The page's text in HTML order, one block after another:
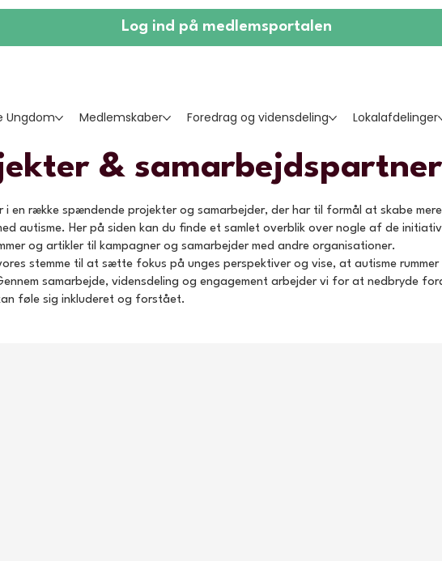
Log ind på medlemsportalen
Ungdom Medlemskaber Foredrag og vidensdeling Lokalafdelinger
&
i en række spændende projekter og samarbejder, der har til formål at skabe
autisme. Her på siden kan du finde et samlet overblik over nogle af de
og artikler til kampagner og samarbejder med andre organisationer.
stemme til at sætte fokus på unges perspektiver og vise, at autisme
samarbejde, vidensdeling og engagement arbejder vi for at nedbryde
føle sig inkluderet og forstået.